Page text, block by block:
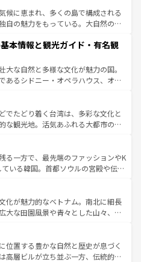
激的なスポットだ。一方、アメリカ
り、グランドキャニオンやイエロー
では、音楽と美食が融合した独特の
アメリカの各地域で異なる魅力を楽
性と豊かな歴史を感じることができ
ドトリップや列車の旅も、アメリカ
候に恵まれ、多くの島で構成される
自の魅力をもっている。大自然の神
また、定番の観光地といえばオアフ
求めるならマウイ島やカウアイ島が
グリーンに輝く海をはじめ、豊かな
いる。「アロハスピリット」と呼ば
ルフードやハワイアンミュージッ
スなど、すべてがハワイの魅力を彩
に新しい発見と感動が待っているハ
本情報と観光ガイド・有名観
大な自然と多様な文化が魅力の国。
あるシドニー・オペラハウス、オー
部にそびえるウルル（エアーズロッ
しい原生林やケアンズの熱帯雨林な
ん。また、カフェやワイン、オージ
も充実しており、サーフィンやダイ
ど、アウトドア好きにはたまらな
多彩な魅力を存分に味わいつくそ
でたどり着く台湾は、多彩な文化と
な観光地。活気あふれる大都市の台
帯である台湾東部など、都市の喧騒
しており、訪れる人に新しい発見と
る。また、奥深い台湾の食文化も魅
イーツなど、バラエティ豊かな料理
なお、新着の台湾情報は コンテンツ一覧を参
る一方で、最先端のファッションやK
いる韓国。首都ソウルの宮殿や伝統
ば四季折々の自然美を楽しむことが
チや焼肉、絶品のストリートフード
料理が待っている。夜には、韓国な
、韓国の多彩な魅力を心ゆくまで味
わってみてほしい。 なお、新着の韓国情報はコンテンツ一
化が魅力的なベトナム。南北に細長
大な田園風景や青々とした山々、世
が息づく。ハノイの古い町並みやホ
統治時代の建物も、独特の雰囲気を
、バラエティの豊かさとおいしさで
位置する豊かな自然と歴史が息づく
高層ビルが立ち並ぶ一方、伝統的な